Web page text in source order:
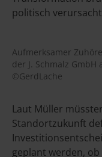
politisch
Aufmerksamer
der J. Schmalz
©GerdLache
Laut Müller
Standortzukunft
geplant werden,